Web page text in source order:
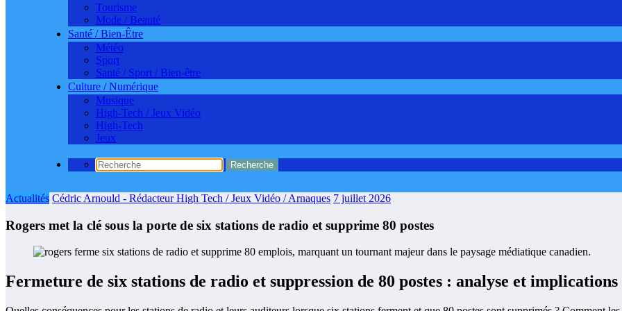
Tourisme
Mode / Beauté
Santé / Bien-Être
Météo
Sport
Santé / Sport / Bien-être
Culture / Numérique
Musique
High-Tech / Jeux Vidéo
High-Tech
Jeux
Actualités Cédric Arnould - Rédacteur High Tech / Jeux Vidéo / Arnaques 7 juillet 2026
Rogers met la clé sous la porte de six stations de radio et supprime 80 postes
Fermeture de six stations de radio et suppression de 80 postes : analyse et implications